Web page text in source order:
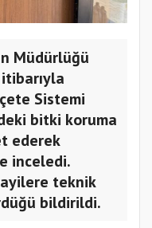
Müdürlüğü
Sistemi
bitki koruma
ederek
inceledi.
teknik
bildirildi.